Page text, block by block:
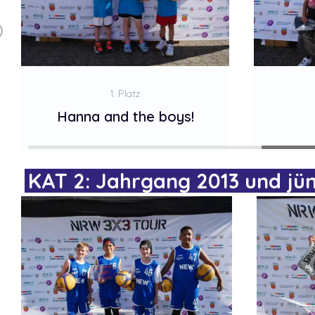
1. Platz
Hanna and the boys!
KAT 2: Jahrgang 2013 und